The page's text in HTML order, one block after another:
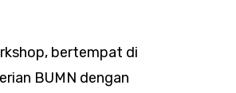
bertempat di
BUMN dengan